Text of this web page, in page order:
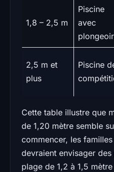
1,8 – 2,5 m
Piscine
avec
plongeoir
2,5 m et
plus
Piscine
Cette table illustre que
de 1,20 mètre semble
commencer, les
devraient envisager
plage de 1,2 à 1,5